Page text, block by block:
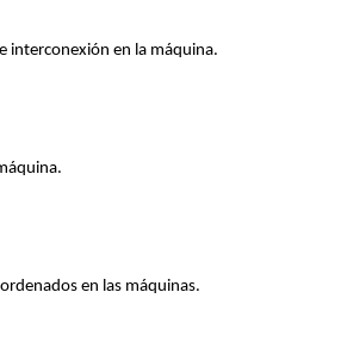
interconexión en la máquina.
en las máquinas.